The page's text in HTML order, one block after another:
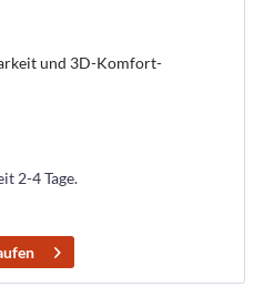
und 3D-Komfort-
2-4 Tage.